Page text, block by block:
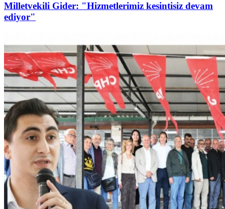
Milletvekili Gider: "Hizmetlerimiz kesintisiz devam
ediyor"